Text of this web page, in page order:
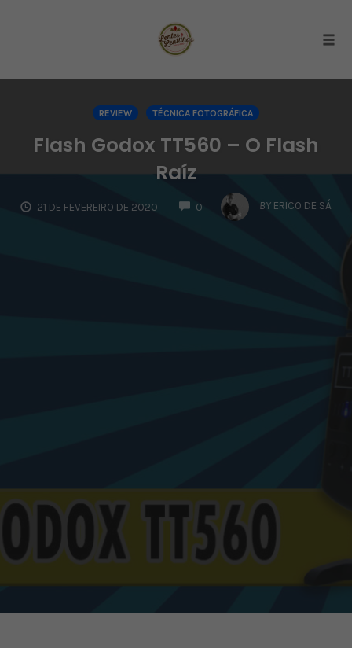
REVIEW TÉCNICA FOTOGRÁFICA
Flash Godox TT560 – O Flash
Raíz
21 DE FEVEREIRO DE 2020 0
COMMENTS
BY ERICO DE SÁ